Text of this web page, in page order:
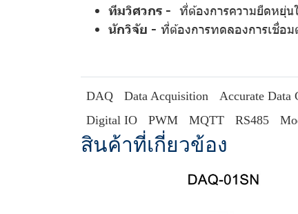
ทีมวิศวกร - ที่ต้องการความยืดหยุ่น
นักวิจัย - ที่ต้องการทดลองการเชื่อ
DAQ Data Acquisition Accurate Data
Digital IO
PWM MQTT RS485
สินค้าที่เกี่ยวข้อง